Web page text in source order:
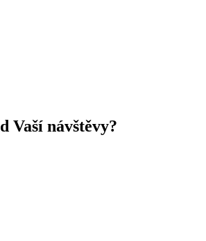
Vaší návštěvy?